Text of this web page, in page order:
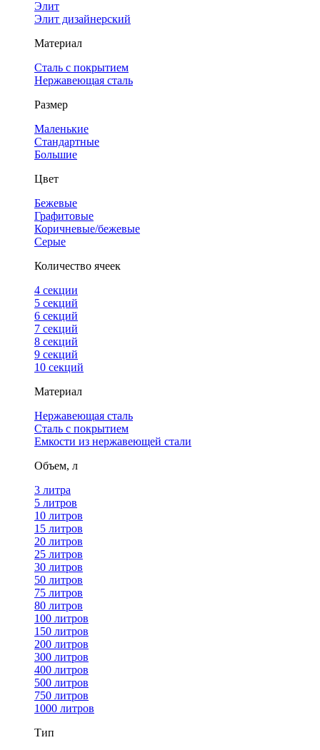
Элит
Элит дизайнерский
Материал
Сталь с покрытием
Нержавеющая сталь
Размер
Маленькие
Стандартные
Большие
Цвет
Бежевые
Графитовые
Коричневые/бежевые
Серые
Количество ячеек
4 cекции
5 секций
6 секций
7 секций
8 секций
9 секций
10 секций
Материал
Нержавеющая сталь
Сталь с покрытием
Емкости из нержавеющей стали
Объем, л
3 литра
5 литров
10 литров
15 литров
20 литров
25 литров
30 литров
50 литров
75 литров
80 литров
100 литров
150 литров
200 литров
300 литров
400 литров
500 литров
750 литров
1000 литров
Тип